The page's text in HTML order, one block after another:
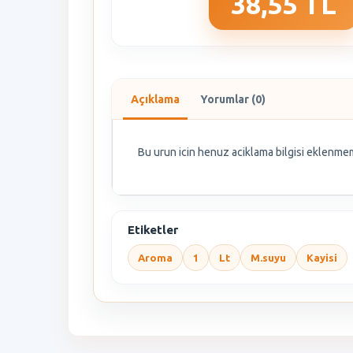
Açıklama Yorumlar (0)
Bu urun icin henuz aciklama bilgisi
Etiketler
Aroma 1 Lt M.suyu Kayisi